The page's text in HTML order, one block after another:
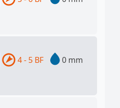
4 - 5 BF 0 mm